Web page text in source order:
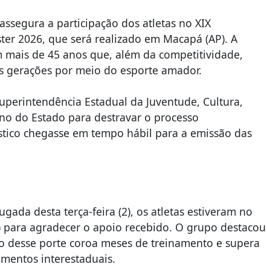
a participação dos atletas no XIX
2026, que será realizado em Macapá (AP). A
de 45 anos que, além da competitividade,
por meio do esporte amador.
Estadual da Juventude, Cultura,
do Estado para destravar o processo
chegasse em tempo hábil para a emissão das
desta terça-feira (2), os atletas estiveram no
agradecer o apoio recebido. O grupo destacou
porte coroa meses de treinamento e supera
interestaduais.